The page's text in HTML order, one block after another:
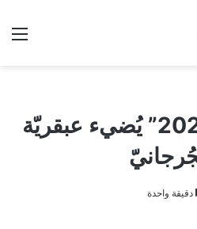
“كتابُ المدينة 2025” يُضيء عبقريّة
دقيقة واحدة